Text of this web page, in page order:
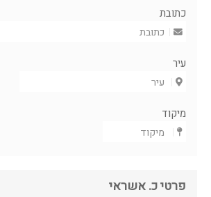
כתובת
עיר
מיקוד
פרטי כ. אשראי